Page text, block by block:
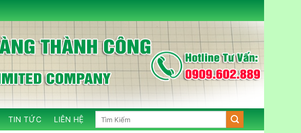
TIN TỨC LIÊN HỆ
Tìm